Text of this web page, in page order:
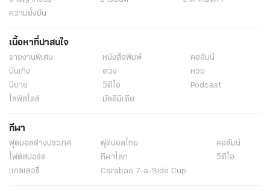
ความยั่งยืน
เนื้อหาที่น่าสนใจ
รายงานพิเศษ หนังสือพิมพ์
คอลัมน์
บันเทิง
ดวง
หวย
นิยาย
วิดีโอ
Podcast
ไลฟ์สไตล์
มัลติมีเดีย
กีฬา
ฟุตบอลต่่างประเทศ ฟุตบอลไทย
คอลัมน์
ไฟต์สปอร์ต
กีฬาโลก
วิดีโอ
แกลเลอรี่
Carabao 7-a-Side Cup